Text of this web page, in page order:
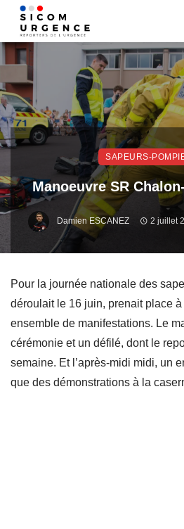
SAPEURS-
Manoeuvre SR
Damien ESCANEZ 2 juillet
Pour la journée nationale des
déroulait le 16 juin, prenait place
ensemble de manifestations. Le
cérémonie et un défilé, dont le
semaine. Et l’après-midi midi, un
que des démonstrations à la